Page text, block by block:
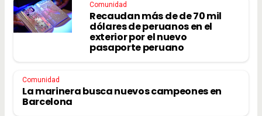
Comunidad
Recaudan más de de 70 mil
dólares de peruanos en el
exterior por el nuevo
pasaporte peruano
Comunidad
La marinera busca nuevos campeones en
Barcelona